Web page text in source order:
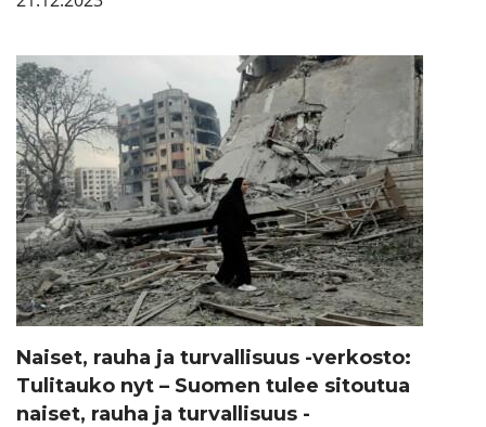
Naiset, rauha ja turvallisuus -verkosto:
Tulitauko nyt – Suomen tulee sitoutua
naiset, rauha ja turvallisuus -